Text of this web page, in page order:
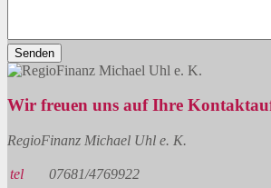
Senden
Wir freuen uns auf Ihre
RegioFinanz Michael Uhl e. K.
tel
07681/4769922